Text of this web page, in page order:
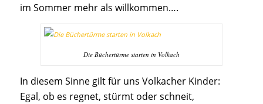
im Sommer mehr als willkommen….
Die Büchertürme starten in Volkach
In diesem Sinne gilt für uns Volkacher Kinder:
Egal, ob es regnet, stürmt oder schneit,